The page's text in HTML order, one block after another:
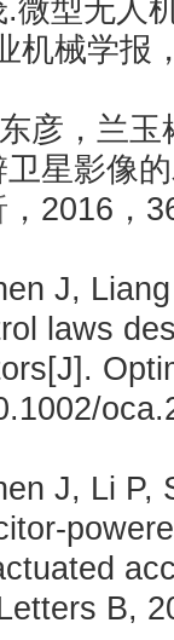
.微型无人
机械学报
彦，兰
卫星影像
，2016，
J,
laws
J, Li P,
B,